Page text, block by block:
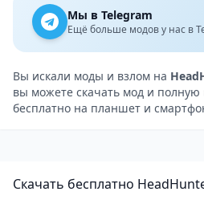
дистанции, а через секунду
мечом наперевес.
яркие цвета, простые
Но за этой простотой
ваше туловище, если вы
Мы в Telegram
Ещё больше модов у нас в
Вы искали моды и взлом на
вы можете скачать мод и
бесплатно на планшет и
Скачать бесплатно